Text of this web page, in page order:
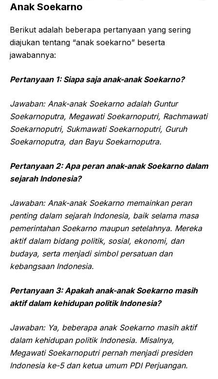
Anak Soekarno
Berikut adalah beberapa pertanyaan yang sering
diajukan tentang “anak soekarno” beserta
jawabannya:
Pertanyaan 1: Siapa saja anak-anak Soekarno?
Jawaban: Anak-anak Soekarno adalah Guntur
Soekarnoputra, Megawati Soekarnoputri, Rachmawati
Soekarnoputri, Sukmawati Soekarnoputri, Guruh
Soekarnoputra, dan Bayu Soekarnoputra.
Pertanyaan 2: Apa peran anak-anak Soekarno dalam
sejarah Indonesia?
Jawaban: Anak-anak Soekarno memainkan peran
penting dalam sejarah Indonesia, baik selama masa
pemerintahan Soekarno maupun setelahnya. Mereka
aktif dalam bidang politik, sosial, ekonomi, dan
budaya, serta menjadi simbol persatuan dan
kebangsaan Indonesia.
Pertanyaan 3: Apakah anak-anak Soekarno masih
aktif dalam kehidupan politik Indonesia?
Jawaban: Ya, beberapa anak Soekarno masih aktif
dalam kehidupan politik Indonesia. Misalnya,
Megawati Soekarnoputri pernah menjadi presiden
Indonesia ke-5 dan ketua umum PDI Perjuangan.